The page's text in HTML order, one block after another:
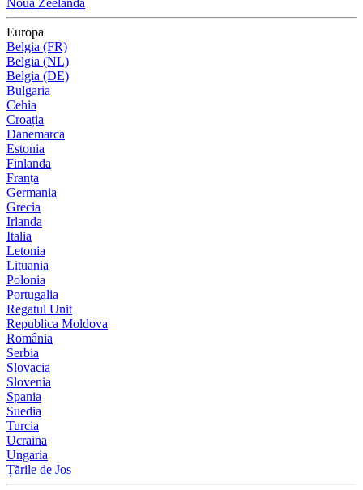
Europa
Belgia (FR)
Belgia (NL)
Belgia (DE)
Bulgaria
Cehia
Croația
Danemarca
Estonia
Finlanda
Franța
Germania
Grecia
Irlanda
Italia
Letonia
Lituania
Polonia
Portugalia
Regatul Unit
Republica Moldova
România
Serbia
Slovacia
Slovenia
Spania
Suedia
Turcia
Ucraina
Ungaria
Țările de Jos